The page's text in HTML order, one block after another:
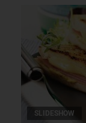
SLIDESHOW